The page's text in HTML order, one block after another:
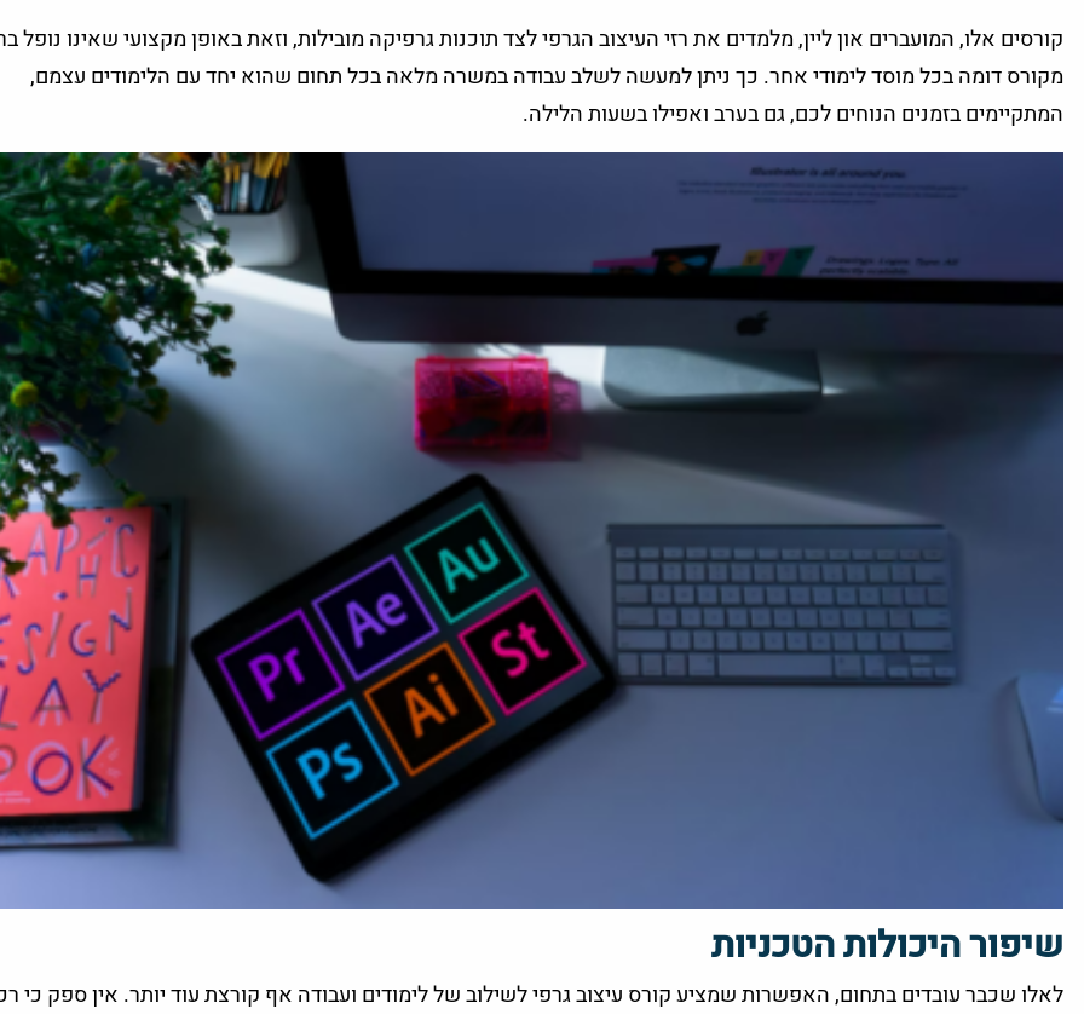
קורסים אלו, המועברים און ליין, מלמדים את רזי העיצוב הגרפי לצד תוכנות גרפיקה מובילות, וזאת באופן מקצועי שאינו נופל
מקורס דומה בכל מוסד לימודי אחר. כך ניתן למעשה לשלב עבודה במשרה מלאה בכל תחום שהוא יחד עם הלימודים עצמם,
המתקיימים בזמנים הנוחים לכם, גם בערב ואפילו בשעות הלילה.
שיפור היכולות הטכניות
לאלו שכבר עובדים בתחום, האפשרות שמציע קורס עיצוב גרפי לשילוב של לימודים ועבודה אף קורצת עוד יותר. אין ספק כי